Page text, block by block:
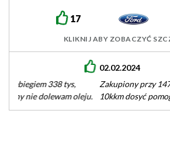
17
KLIKNIJ ABY ZOBACZYĆ
Zakupiony przy 147kkm, znaczny pobór
10kkm dosyć pomogły (pierścienie
zainstalowaną instalację LPG,…